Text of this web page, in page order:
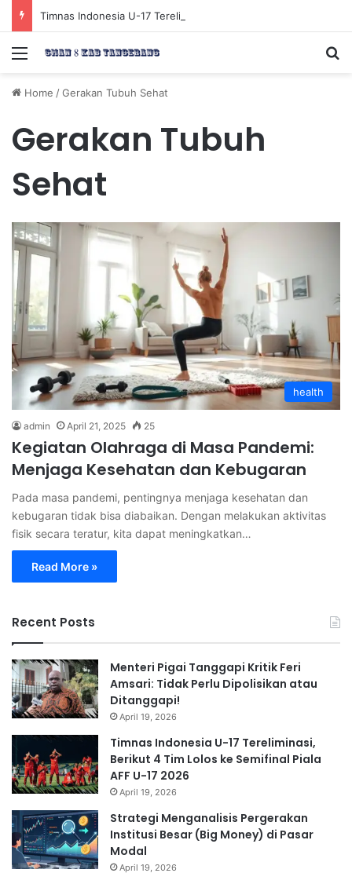
Menu
Home /Gerakan Tubuh Sehat
Gerakan Tubuh
Sehat
health
admin April 21, 2025 25
Kegiatan Olahraga di Masa Pandemi:
Menjaga Kesehatan dan Kebugaran
Pada masa pandemi, pentingnya menjaga kesehatan dan
kebugaran tidak bisa diabaikan. Dengan melakukan aktivitas
fisik secara teratur, kita dapat meningkatkan…
Read More »
Recent Posts
Menteri Pigai Tanggapi Kritik Feri
Amsari: Tidak Perlu Dipolisikan atau
Ditanggapi!
April 19, 2026
Timnas Indonesia U-17 Tereliminasi,
Berikut 4 Tim Lolos ke Semifinal Piala
AFF U-17 2026
April 19, 2026
Strategi Menganalisis Pergerakan
Institusi Besar (Big Money) di Pasar
Modal
April 19, 2026